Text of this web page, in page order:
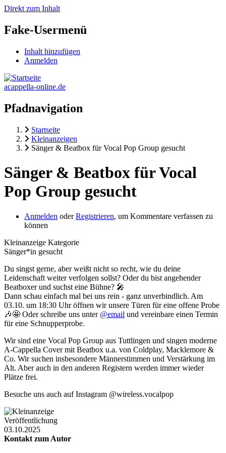
Direkt zum Inhalt
Fake-Usermenü
Inhalt hinzufügen
Anmelden
acappella-online.de
Pfadnavigation
Startseite
Kleinanzeigen
Sänger & Beatbox für Vocal Pop Group gesucht
Sänger & Beatbox für Vocal
Pop Group gesucht
Anmelden oderRegistrieren, um Kommentare verfassen zu
können
Kleinanzeige Kategorie
Sänger*in gesucht
Du singst gerne, aber weißt nicht so recht, wie du deine
Leidenschaft weiter verfolgen sollst? Oder du bist angehender
Beatboxer und suchst eine Bühne? 🎤
Dann schau einfach mal bei uns rein - ganz unverbindlich. Am
03.10. um 18:30 Uhr öffnen wir unsere Türen für eine offene Probe
🎶🤩 Oder schreibe uns unter @email und vereinbare einen Termin
für eine Schnupperprobe.
Wir sind eine Vocal Pop Group aus Tuttlingen und singen moderne
A-Cappella Cover mit Beatbox u.a. von Coldplay, Macklemore &
Co. Wir suchen insbesondere Männerstimmen und Verstärkung im
Alt. Aber auch in den anderen Registern werden immer wieder
Plätze frei.
Besuche uns auch auf Instagram @wireless.vocalpop
Veröffentlichung
03.10.2025
Kontakt zum Autor